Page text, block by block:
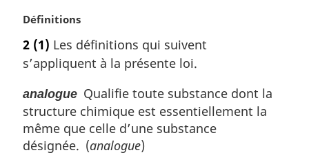
i
a
l
:
N
t
e
a
r
g
i
Définitions
2 (1) Les définitions qui suivent
s’appliquent à la présente loi.
analogue Qualifie toute substance dont la
structure chimique est essentiellement la
même que celle d’une substance
désignée. (analogue)